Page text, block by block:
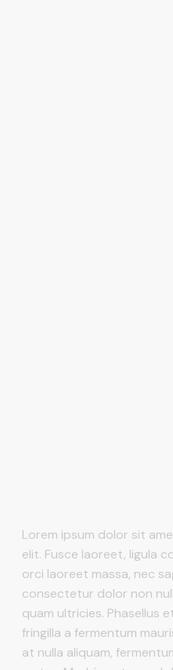
Lorem ipsum dolor sit
elit. Fusce laoreet, ligula
orci laoreet massa, nec
consectetur dolor non
quam ultricies. Phasellus
fringilla a fermentum
at nulla aliquam,